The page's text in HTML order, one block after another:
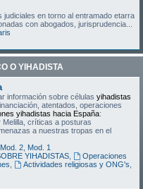
judiciales en torno al entramado etarra
con abogados, jurisprudencia...
O YIHADISTA
información sobre células yihadistas
atentados, operaciones
yihadistas hacia España:
críticas a posturas
a nuestras tropas en el
Mod. 2 Mod. 1
YIHADISTAS,
Operaciones
Actividades religiosas y ONG's